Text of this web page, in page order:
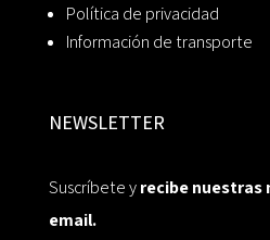
Política de privacidad
Información de transporte
NEWSLETTER
Suscríbete yrecibe nuestras
email.